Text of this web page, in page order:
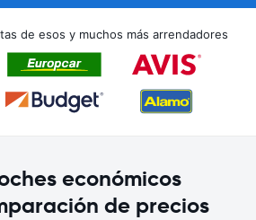
de esos y muchos más arrendadores
económicos
de precios